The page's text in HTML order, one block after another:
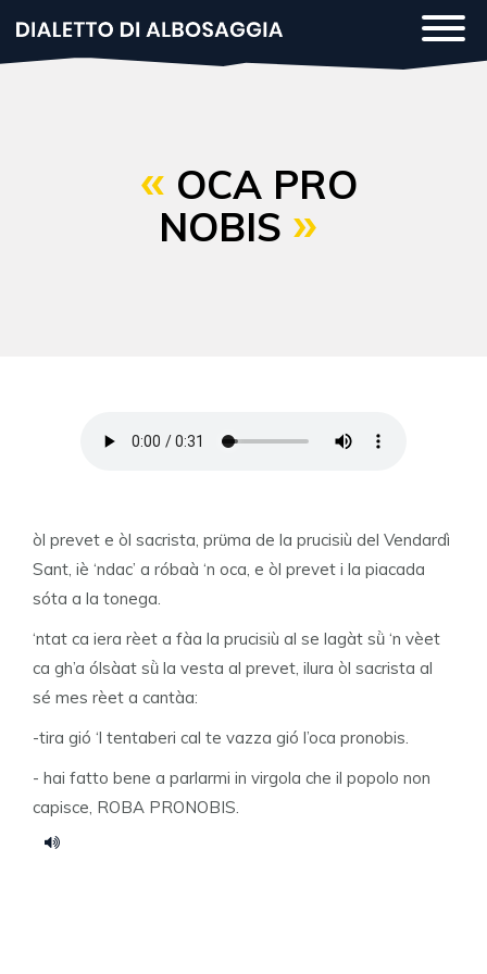
OCA PRO
NOBIS
òl prevet e òl sacrista, prϋma de la prucisiù del Vendardì
Sant, iè ‘ndac’ a róbaà ‘n oca, e òl prevet i la piacada
sóta a la tonega.
‘ntat ca iera rèet a fàa la prucisiù al se lagàt sǜ ‘n vèet
ca gh’a ólsàat sǜ la vesta al prevet, ilura òl sacrista al
sé mes rèet a cantàa:
-tira gió ‘l tentaberi cal te vazza gió l’oca pronobis.
- hai fatto bene a parlarmi in virgola che il popolo non
capisce, ROBA PRONOBIS.